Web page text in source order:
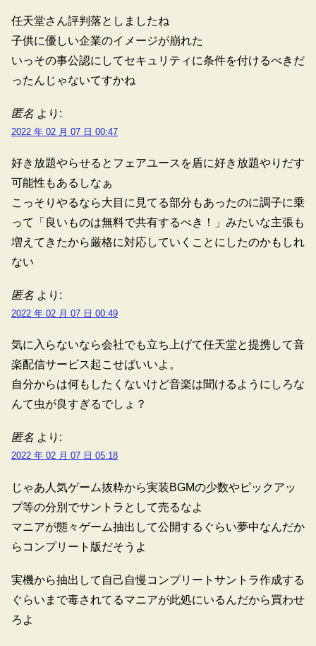
任天堂さん評判落としましたね
子供に優しい企業のイメージが崩れた
いっその事公認にしてセキュリティに条件を付けるべきだ
ったんじゃないてすかね
匿名 より:
2022 年 02 月 07 日 00:47
好き放題やらせるとフェアユースを盾に好き放題やりだす
可能性もあるしなぁ
こっそりやるなら大目に見てる部分もあったのに調子に乗
って「良いものは無料で共有するべき！」みたいな主張も
増えてきたから厳格に対応していくことにしたのかもしれ
ない
匿名 より:
2022 年 02 月 07 日 00:49
気に入らないなら会社でも立ち上げて任天堂と提携して音
楽配信サービス起こせばいいよ。
自分からは何もしたくないけど音楽は聞けるようにしろな
んて虫が良すぎるでしょ？
匿名 より:
2022 年 02 月 07 日 05:18
じゃあ人気ゲーム抜粋から実装BGMの少数やピックアッ
プ等の分別でサントラとして売るなよ
マニアが態々ゲーム抽出して公開するぐらい夢中なんだか
らコンプリート版だそうよ
実機から抽出して自己自慢コンプリートサントラ作成する
ぐらいまで毒されてるマニアが此処にいるんだから買わせ
ろよ